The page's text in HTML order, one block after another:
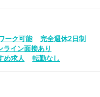
ーク可能
完全週休2日制
ライン面接あり
め求人 転勤なし